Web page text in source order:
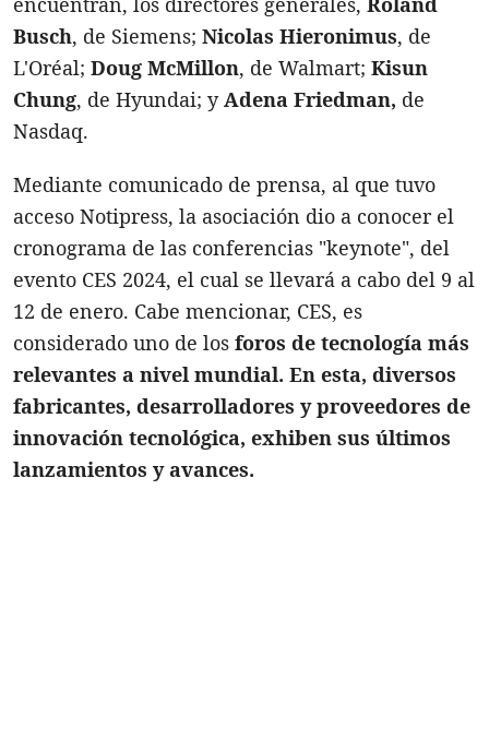
Busch, de Siemens; Nicolas Hieronimus, de
L'Oréal; Doug McMillon, de Walmart; Kisun
Chung, de Hyundai; yAdena Friedman, de
Nasdaq.
Mediante comunicado de prensa, al que tuvo
acceso Notipress, la asociación dio a conocer el
cronograma de las conferencias "keynote", del
evento CES 2024, el cual se llevará a cabo del 9 al
12 de enero. Cabe mencionar, CES, es
considerado uno de los foros de tecnología más
relevantes a nivel mundial. En esta, diversos
fabricantes, desarrolladores y proveedores de
innovación tecnológica, exhiben sus últimos
lanzamientos y avances.